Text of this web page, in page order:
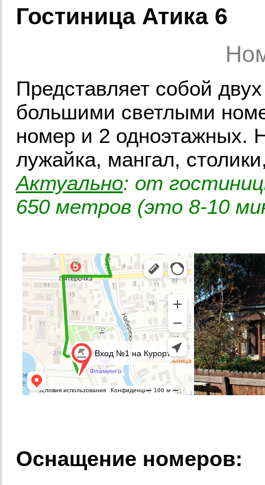
Гостиница Атика 6
Представляет собой
большими светлыми
номер и 2 одноэтажных.
лужайка, мангал,
Актуально: от
650 метров (это 8-10
Оснащение номеров: